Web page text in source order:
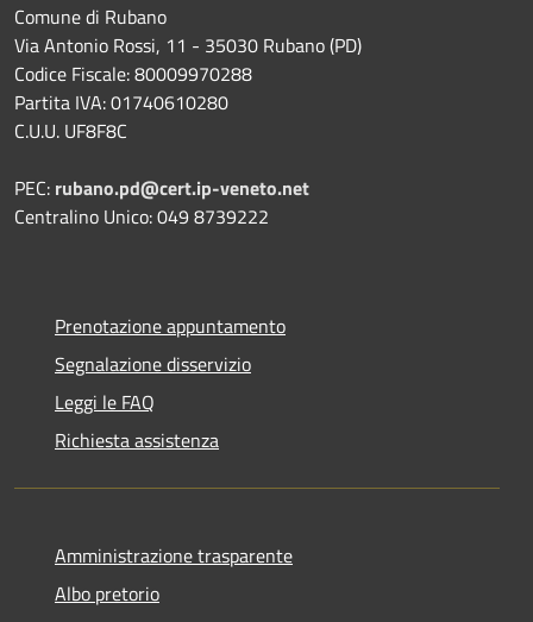
Comune di Rubano
Via Antonio Rossi, 11 - 35030 Rubano (PD)
Codice Fiscale: 80009970288
Partita IVA: 01740610280
C.U.U. UF8F8C
PEC: rubano.pd@cert.ip-veneto.net
Centralino Unico: 049 8739222
Prenotazione appuntamento
Segnalazione disservizio
Leggi le FAQ
Richiesta assistenza
Amministrazione trasparente
Albo pretorio